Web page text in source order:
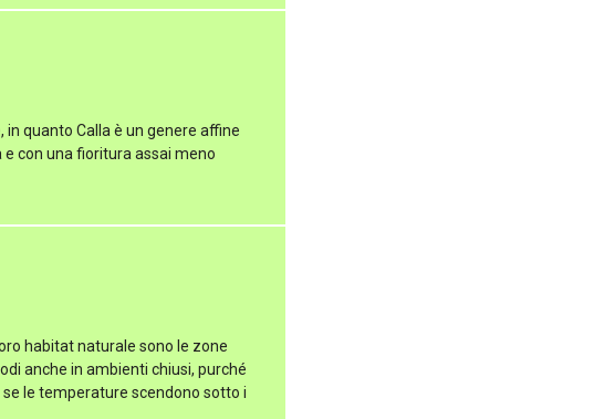
quanto Calla è un genere affine
con una fioritura assai meno
habitat naturale sono le zone
anche in ambienti chiusi, purché
le temperature scendono sotto i